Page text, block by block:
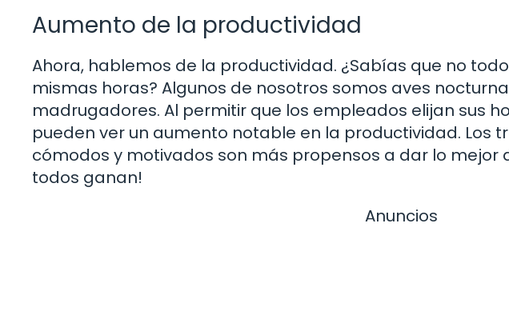
Aumento de la productividad
Ahora, hablemos de la productividad. ¿Sabías que no
mismas horas? Algunos de nosotros somos aves
madrugadores. Al permitir que los empleados elijan sus
pueden ver un aumento notable en la productividad. Los
cómodos y motivados son más propensos a dar lo mejor
todos ganan!
Anuncios